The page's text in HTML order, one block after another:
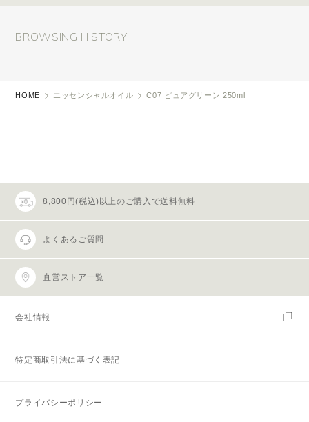
BROWSING HISTORY
HOME エッセンシャルオイル C07 ピュアグリーン 250ml
8,800円(税込)以上のご購入で送料無料
よくあるご質問
直営ストア一覧
会社情報
特定商取引法に基づく表記
プライバシーポリシー